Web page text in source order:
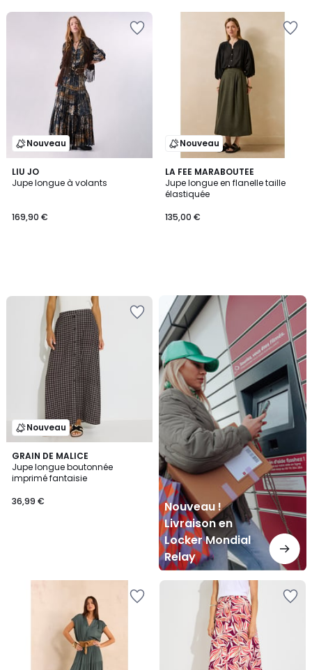
Nouveau
LIU JO
Jupe longue à volants
169,90 €
Nouveau
LA FEE MARABOUTEE
Jupe longue en flanelle taille
élastiquée
135,00 €
Nouveau
GRAIN DE MALICE
Jupe longue boutonnée
imprimé fantaisie
36,99 €
Nouveau !
Livraison en
Locker Mondial
Relay
Nouveau
Livraison
en
Locker
Mondial
Relay